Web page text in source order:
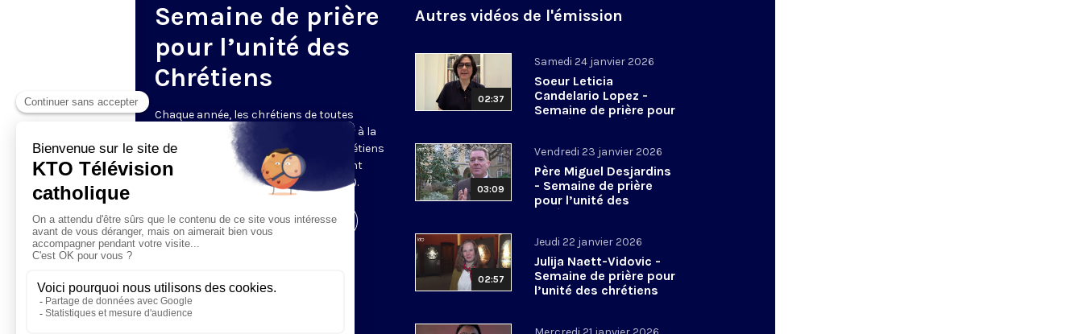
Semaine de prière
pour l’unité des
Chrétiens
Chaque année, les chrétiens de toutes
confessions sont appelés à participer à la
S emaine de prière pour l’Unité des chrétiens
du 18 au 25 janvier (entre la fête de saint
Pierre et celle de la conversion de Paul).
Visiter la page de l'émission
Autres vidéos de l'émission
02:37
Samedi 24 janvier 2026
Soeur Leticia
Candelario Lopez -
Semaine de prière pour
l’unité des chrétiens
03:09
Vendredi 23 janvier 2026
Père Miguel Desjardins
- Semaine de prière
pour l’unité des
chrétiens 2026
02:57
Jeudi 22 janvier 2026
Julija Naett-Vidovic -
Semaine de prière pour
l’unité des chrétiens